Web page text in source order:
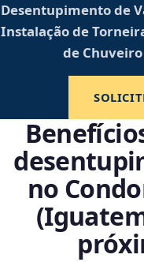
Desentupimento de
Instalação de
de Chuveiro
no